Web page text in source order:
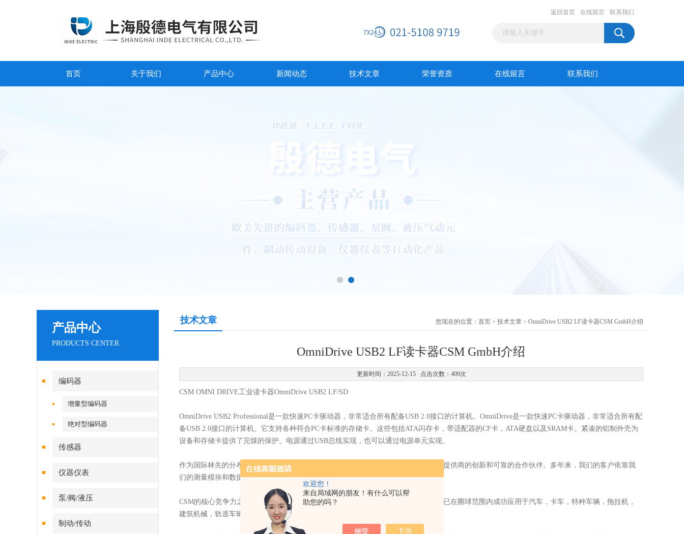
欢迎您！
来自局域网的朋友！有什么可以帮
助您的吗？
返回首页 在线留言 联系我们
首页 关于我们 产品中心 新闻动态 技术文章 荣誉资质 在线留言 联系我们
产品中心
PRODUCTS CENTER
编码器
增量型编码器
绝对型编码器
传感器
仪器仪表
泵/阀/液压
制动/传动
技术文章 您现在的位置： 首页 > 技术文章 > OmniDrive USB2 LF读卡器CSM GmbH介绍
OmniDrive USB2 LF读卡器CSM GmbH介绍
更新时间：2025-12-15 点击次数：409次
CSM OMNI DRIVE工业读卡器OmniDrive USB2 LF/SD
OmniDrive USB2 Professional是一款快速PC卡驱动器，非常适合所有配备USB 2.0接口的计算机。OmniDrive是一款快速PC卡驱动器，非常适合所有配
备USB 2.0接口的计算机。它支持各种符合PC卡标准的存储卡。这些包括ATA闪存卡，带适配器的CF卡，ATA硬盘以及SRAM卡。紧凑的铝制外壳为
设备和存储卡提供了完煤的保护。电源通过USB总线实现，也可以通过电源单元实现。
作为国际林先的分布式测量技术制造商，
CSM是圈球主要汽车制造商，供应商和服务提供商的创新和可靠的合作伙伴。多年来，我们的客户依靠我
们的测量模块和数据记录器来开发他们的车辆和部件。
CSM的核心竞争力之一是移动，极其紧凑和可靠的测量模块和数据记录器。这些产品已在圈球范围内成功应用于汽车，卡车，特种车辆，拖拉机，
建筑机械，轨道车辆及其供应商和服务提供商等知明制造商。